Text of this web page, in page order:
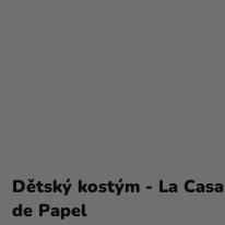
Dětský kostým - La Casa
de Papel